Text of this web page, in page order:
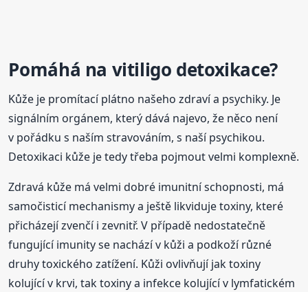
Pomáhá na vitiligo detoxikace?
Kůže je promítací plátno našeho zdraví a psychiky. Je
signálním orgánem, který dává najevo, že něco není
v pořádku s naším stravováním, s naší psychikou.
Detoxikaci kůže je tedy třeba pojmout velmi komplexně.
Zdravá kůže má velmi dobré imunitní schopnosti, má
samočisticí mechanismy a ještě likviduje toxiny, které
přicházejí zvenčí i zevnitř. V případě nedostatečně
fungující imunity se nachází v kůži a podkoží různé
druhy toxického zatížení. Kůži ovlivňují jak toxiny
kolující v krvi, tak toxiny a infekce kolující v lymfatickém